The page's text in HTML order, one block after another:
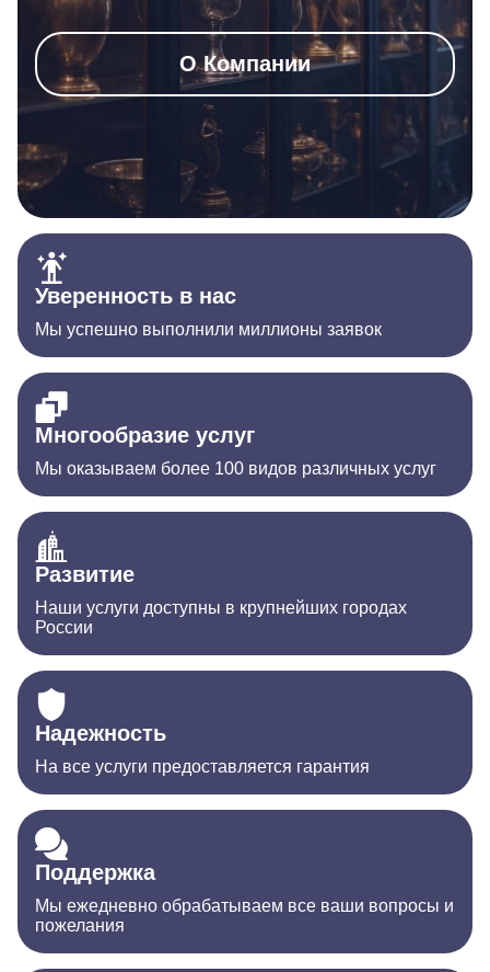
О Компании
Уверенность в нас
Мы успешно выполнили миллионы заявок
Многообразие услуг
Мы оказываем более 100 видов различных услуг
Развитие
Наши услуги доступны в крупнейших городах
России
Надежность
На все услуги предоставляется гарантия
Поддержка
Мы ежедневно обрабатываем все ваши вопросы и
пожелания